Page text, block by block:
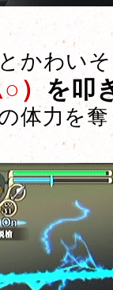
かわい
）を叩
体力を